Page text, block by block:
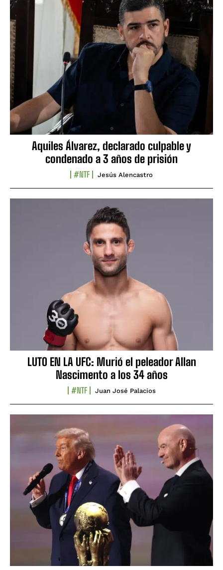
Aquiles Álvarez, declarado culpable y
condenado a 3 años de prisión
#NTF Jesús Alencastro
LUTO EN LA UFC: Murió el peleador Allan
Nascimento a los 34 años
#NTF Juan José Palacios